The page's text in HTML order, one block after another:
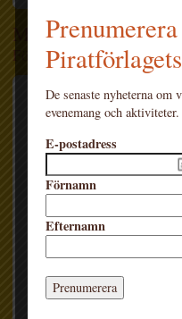
Mia Öström (3 bilder)
Författare
LADDA HEM
Bilden
namn
De senaste nyheterna
evenemang och aktiviteter.
E-postadress
Förnamn
Efternamn